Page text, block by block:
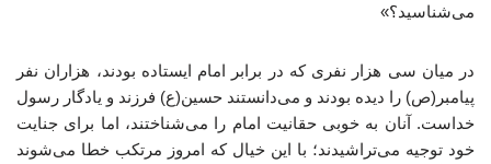
می‌شناسید؟»
در میان سی هزار نفری که در برابر امام ایستاده بودند، هزاران نفر
پیامبر(ص) را دیده بودند و می‌دانستند حسین(ع) فرزند و یادگار رسول
خداست. آنان به خوبی حقانیت امام را می‌شناختند، اما برای جنایت
خود توجیه می‌تراشیدند؛ با این خیال که امروز مرتکب خطا می‌شوند